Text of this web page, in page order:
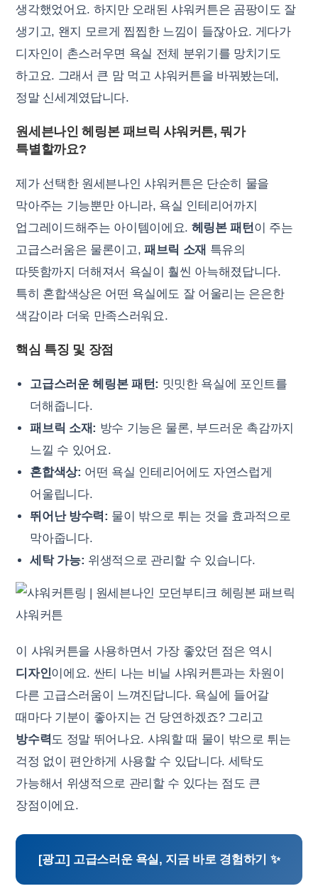
생각했었어요. 하지만 오래된 샤워커튼은 곰팡이도 잘
생기고, 왠지 모르게 찝찝한 느낌이 들잖아요. 게다가
디자인이 촌스러우면 욕실 전체 분위기를 망치기도
하고요. 그래서 큰 맘 먹고 샤워커튼을 바꿔봤는데,
정말 신세계였답니다.
원세븐나인 헤링본 패브릭 샤워커튼, 뭐가
특별할까요?
제가 선택한 원세븐나인 샤워커튼은 단순히 물을
막아주는 기능뿐만 아니라, 욕실 인테리어까지
업그레이드해주는 아이템이에요. 헤링본 패턴이 주는
고급스러움은 물론이고, 패브릭 소재 특유의
따뜻함까지 더해져서 욕실이 훨씬 아늑해졌답니다.
특히 혼합색상은 어떤 욕실에도 잘 어울리는 은은한
색감이라 더욱 만족스러워요.
핵심 특징 및 장점
고급스러운 헤링본 패턴: 밋밋한 욕실에 포인트를
더해줍니다.
패브릭 소재: 방수 기능은 물론, 부드러운 촉감까지
느낄 수 있어요.
혼합색상: 어떤 욕실 인테리어에도 자연스럽게
어울립니다.
뛰어난 방수력: 물이 밖으로 튀는 것을 효과적으로
막아줍니다.
세탁 가능: 위생적으로 관리할 수 있습니다.
이 샤워커튼을 사용하면서 가장 좋았던 점은 역시
디자인이에요. 싼티 나는 비닐 샤워커튼과는 차원이
다른 고급스러움이 느껴진답니다. 욕실에 들어갈
때마다 기분이 좋아지는 건 당연하겠죠? 그리고
방수력도 정말 뛰어나요. 샤워할 때 물이 밖으로 튀는
걱정 없이 편안하게 사용할 수 있답니다. 세탁도
가능해서 위생적으로 관리할 수 있다는 점도 큰
장점이에요.
[광고] 고급스러운 욕실, 지금 바로 경험하기 ✨